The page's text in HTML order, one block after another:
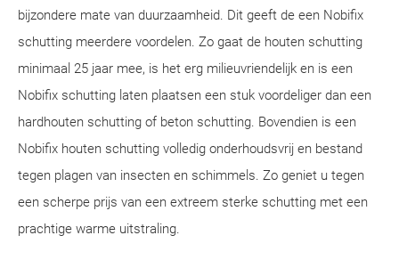
bijzondere mate van duurzaamheid. Dit geeft de een Nobifix
schutting meerdere voordelen. Zo gaat de houten schutting
minimaal 25 jaar mee, is het erg milieuvriendelijk en is een
Nobifix schutting laten plaatsen een stuk voordeliger dan een
hardhouten schutting of beton schutting. Bovendien is een
Nobifix houten schutting volledig onderhoudsvrij en bestand
tegen plagen van insecten en schimmels. Zo geniet u tegen
een scherpe prijs van een extreem sterke schutting met een
prachtige warme uitstraling.